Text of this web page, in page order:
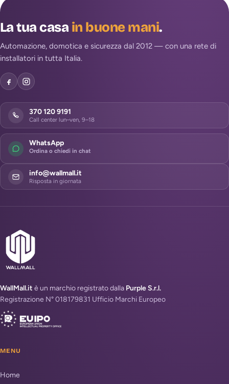
La tua casain buone mani.
Automazione, domotica e sicurezza dal 2012 — con una rete di
installatori in tutta Italia.
370 120 9191
Call center lun–ven, 9–18
WhatsApp
Ordina o chiedi in chat
info@wallmall.it
Risposta in giornata
WallMall.it è un marchio registrato dalla Purple S.r.l.
Registrazione N° 018179831 Ufficio Marchi Europeo
MENU
Home